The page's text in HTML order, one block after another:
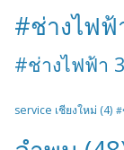
#ช่างไฟฟ้
#ช่างไฟฟ้า
service เชียงใหม่ (4) #